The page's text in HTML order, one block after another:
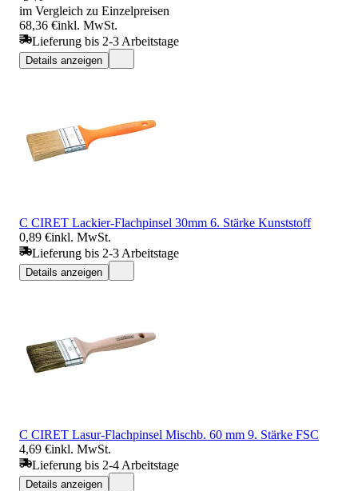
im Vergleich zu Einzelpreisen
68,36 €inkl. MwSt.
Lieferung bis 2-3 Arbeitstage
Details anzeigen
C CIRET Lackier-Flachpinsel 30mm 6. Stärke Kunststoff
0,89 €inkl. MwSt.
Lieferung bis 2-3 Arbeitstage
Details anzeigen
C CIRET Lasur-Flachpinsel Mischb. 60 mm 9. Stärke FSC
4,69 €inkl. MwSt.
Lieferung bis 2-4 Arbeitstage
Details anzeigen